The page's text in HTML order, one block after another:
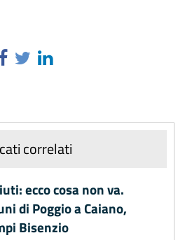
correlati
ecco cosa non va.
di Poggio a Caiano,
Bisenzio